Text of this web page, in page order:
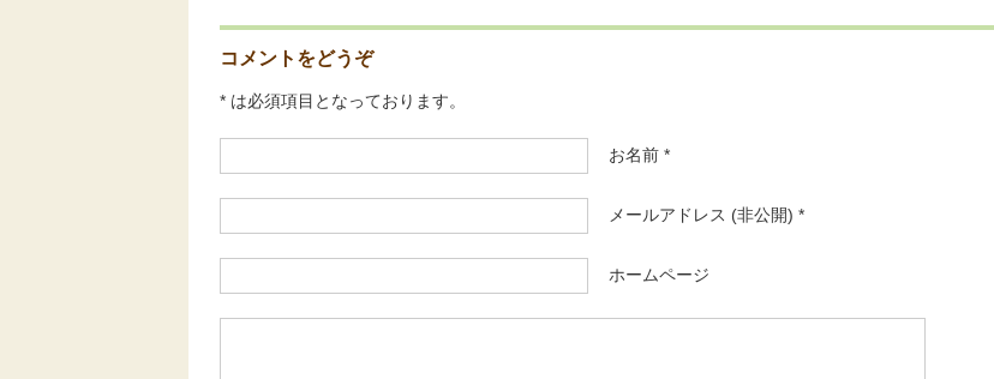
コメントをどうぞ
* は必須項目となっております。
お名前 *
メールアドレス (非公開) *
ホームページ